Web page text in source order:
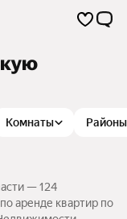
Комнаты Районы
— 124
аренде квартир по